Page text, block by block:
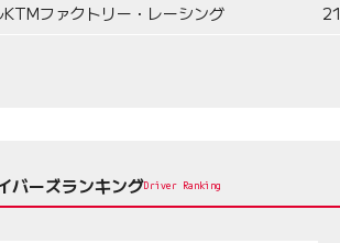
KTMファクトリー・レーシング
バーズランキングDriver Ranking